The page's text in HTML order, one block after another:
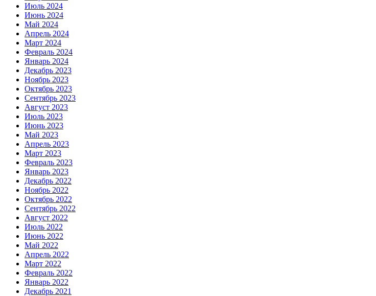
Июль 2024
Июнь 2024
Май 2024
Апрель 2024
Март 2024
Февраль 2024
Январь 2024
Декабрь 2023
Ноябрь 2023
Октябрь 2023
Сентябрь 2023
Август 2023
Июль 2023
Июнь 2023
Май 2023
Апрель 2023
Март 2023
Февраль 2023
Январь 2023
Декабрь 2022
Ноябрь 2022
Октябрь 2022
Сентябрь 2022
Август 2022
Июль 2022
Июнь 2022
Май 2022
Апрель 2022
Март 2022
Февраль 2022
Январь 2022
Декабрь 2021